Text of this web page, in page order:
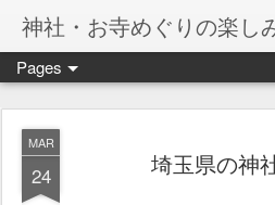
Pages
MAR
24 埼玉県の神